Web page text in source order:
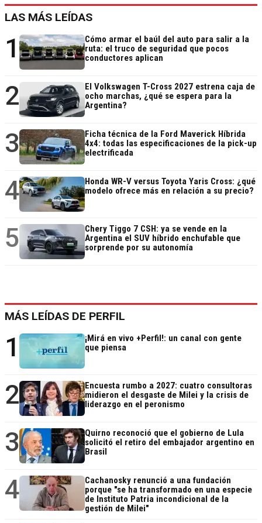
LAS MÁS LEÍDAS
1
Cómo armar el baúl del auto para salir a la
ruta: el truco de seguridad que pocos
conductores aplican
2
El Volkswagen T-Cross 2027 estrena caja de
ocho marchas, ¿qué se espera para la
Argentina?
3
Ficha técnica de la Ford Maverick Híbrida
4x4: todas las especificaciones de la pick-up
electrificada
4
Honda WR-V versus Toyota Yaris Cross: ¿qué
modelo ofrece más en relación a su precio?
5
Chery Tiggo 7 CSH: ya se vende en la
Argentina el SUV híbrido enchufable que
sorprende por su autonomía
MÁS LEÍDAS DE PERFIL
1
¡Mirá en vivo +Perfil!: un canal con gente
que piensa
2
Encuesta rumbo a 2027: cuatro consultoras
midieron el desgaste de Milei y la crisis de
liderazgo en el peronismo
3
Quirno reconoció que el gobierno de Lula
solicitó el retiro del embajador argentino en
Brasil
4
Cachanosky renunció a una fundación
porque "se ha transformado en una especie
de Instituto Patria incondicional de la
gestión de Milei"